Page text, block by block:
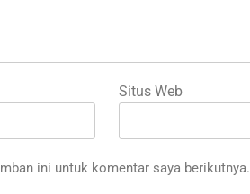
Situs Web
ini untuk komentar saya berikutnya.